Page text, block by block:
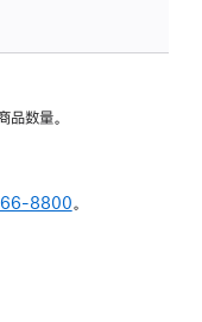
品数量。
8800。